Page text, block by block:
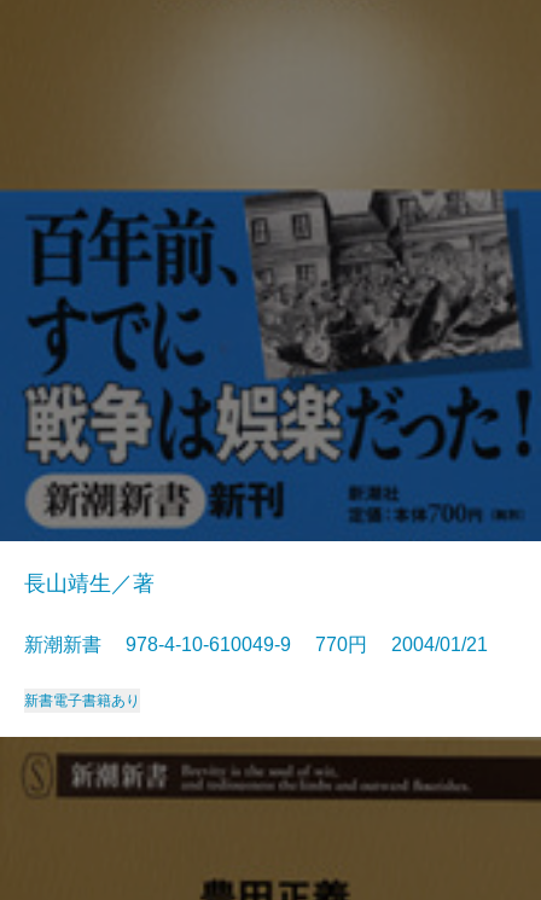
長山靖生／著
新潮新書 978-4-10-610049-9 770円 2004/01/21
新書電子書籍あり